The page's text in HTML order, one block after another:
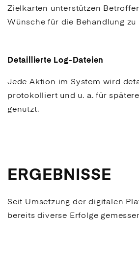
Zielkarten unterstützen
Wünsche für die Behandlung
Detaillierte Log-Dateien
Jede Aktion im System wird
protokolliert und u. a. für
genutzt.
ERGEBNISSE
Seit Umsetzung der digitalen
bereits diverse Erfolge